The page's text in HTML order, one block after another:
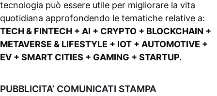
tecnologia può essere utile per migliorare la vita
quotidiana approfondendo le tematiche relative a:
TECH & FINTECH + AI + CRYPTO + BLOCKCHAIN +
METAVERSE & LIFESTYLE + IOT + AUTOMOTIVE +
EV + SMART CITIES + GAMING + STARTUP.
PUBBLICITA’ COMUNICATI STAMPA